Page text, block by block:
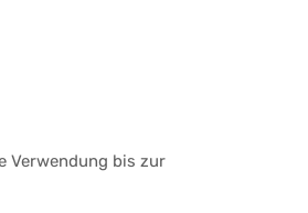
Verwendung bis zur